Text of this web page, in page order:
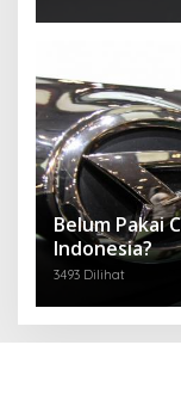
Belum Pakai
Indonesia?
3493 Dilihat